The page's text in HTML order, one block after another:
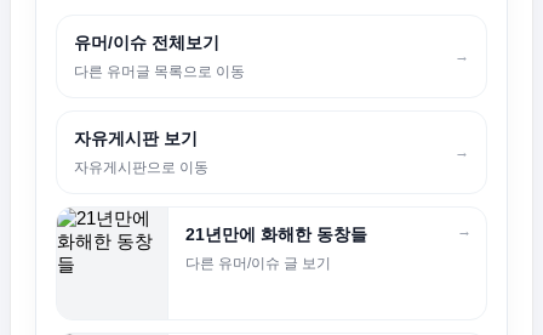
유머/이슈 전체보기
다른 유머글 목록으로 이동
→
자유게시판 보기
자유게시판으로 이동
→
21년만에 화해한 동창들
다른 유머/이슈 글 보기
→